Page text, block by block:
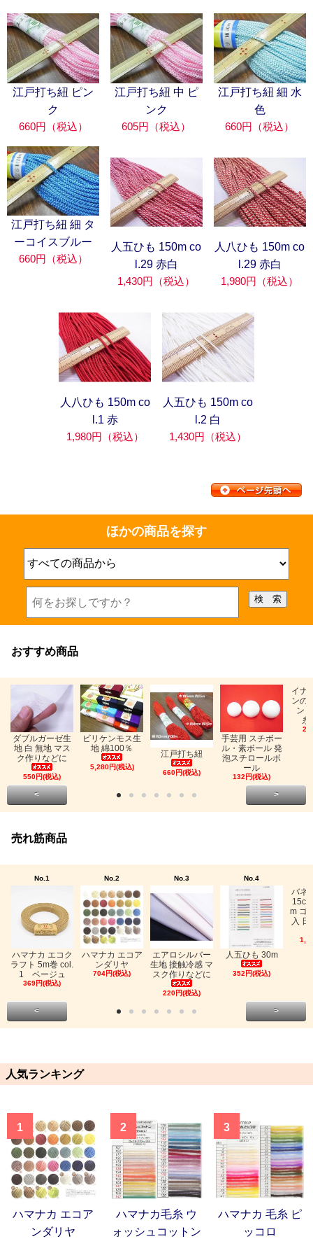
江戸打ち紐 ピン
ク
660円（税込）
江戸打ち紐 中 ピ
ンク
605円（税込）
江戸打ち紐 細 水
色
660円（税込）
江戸打ち紐 細 タ
ーコイスブルー
660円（税込）
人五ひも 150m co
l.29 赤白
1,430円（税込）
人八ひも 150m co
l.29 赤白
1,980円（税込）
人八ひも 150m co
l.1 赤
1,980円（税込）
人五ひも 150m co
l.2 白
1,430円（税込）
ほかの商品を探す
おすすめ商品
ダブルガーゼ生
地 白 無地 マス
ク作りなどに
550円(税込)
ビリケンモス生
地 綿100％
5,280円(税込)
江戸打ち紐
660円(税込)
手芸用 スチボー
ル・素ボール 発
泡スチロールボ
ール
132円(税込)
イナ
ンの
ン
糸
< >
売れ筋商品
No.1
ハマナカ エコク
ラフト 5m巻 col.
1 ベージュ
369円(税込)
No.2
ハマナカ エコア
ンダリヤ
704円(税込)
No.3
エアロシルバー
生地 接触冷感 マ
スク作りなどに
220円(税込)
No.4
人五ひも 30m
352円(税込)
バネ
m ゴ
入
< >
人気ランキング
1
ハマナカ エコア
ンダリヤ
2
ハマナカ毛糸 ウ
ォッシュコットン
3
ハマナカ 毛糸 ピ
ッコロ